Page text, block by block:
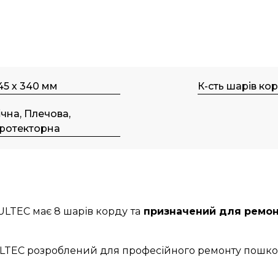
х 340 мм К-сть шарів
Плечова,
має 8 шарів корду та призначений для
розроблений для професійного ремонту